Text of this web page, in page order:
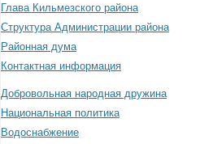
Глава Кильмезского района
Структура Администрации района
Районная дума
Контактная информация
Добровольная народная дружина
Национальная политика
Водоснабжение